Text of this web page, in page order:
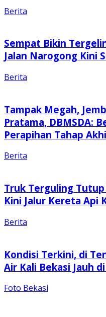
Berita
Sempat Bikin
Jalan Narogong Kini
Berita
Tampak Megah,
Pratama, DBMSDA:
Perapihan Tahap
Berita
Truk Terguling
Kini Jalur Kereta Api
Berita
Kondisi Terkini, di
Air Kali Bekasi Jauh
Foto Bekasi